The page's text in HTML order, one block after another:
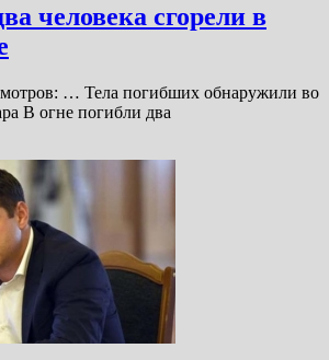
человека сгорели в
… Тела погибших обнаружили во
В огне погибли два